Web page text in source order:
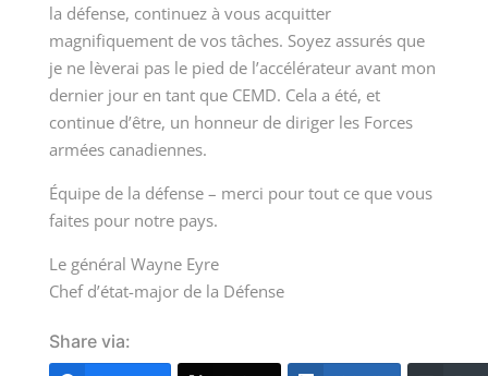
la défense, continuez à vous acquitter
magnifiquement de vos tâches. Soyez assurés que
je ne lèverai pas le pied de l’accélérateur avant mon
dernier jour en tant que CEMD. Cela a été, et
continue d’être, un honneur de diriger les Forces
armées canadiennes.
Équipe de la défense – merci pour tout ce que vous
faites pour notre pays.
Le général Wayne Eyre
Chef d’état-major de la Défense
Share via: